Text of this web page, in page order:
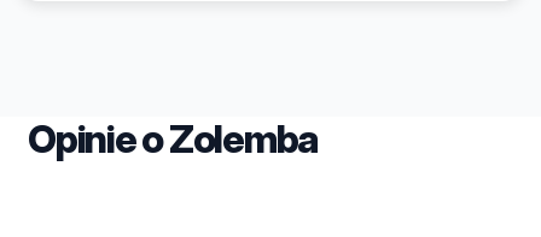
Opinie o Zolemba